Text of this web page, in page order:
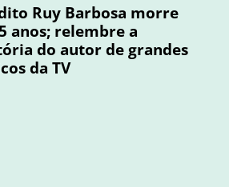
Ruy Barbosa morre
anos; relembre a
do autor de grandes
da TV